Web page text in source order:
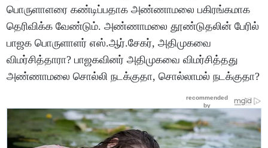
பொருளாளரை கண்டிப்பதாக அண்ணாமலை பகிரங்கமாக
தெரிவிக்க வேண்டும். அண்ணாமலை தூண்டுதலின் பேரில்
பாஜக பொருளாளர் எஸ்.ஆர்.சேகர், அதிமுகவை
விமர்சித்தாரா? பாஜகவினர் அதிமுகவை விமர்சித்தது
அண்ணாமலை சொல்லி நடக்குதா, சொல்லாமல் நடக்குதா?